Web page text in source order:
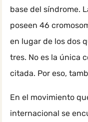
base del síndrome.
poseen 46
en lugar de los dos
tres. No es la única
citada. Por eso,
En el movimiento
internacional se